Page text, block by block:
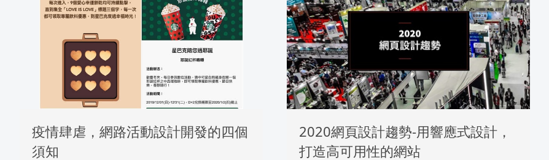
疫情肆虐，網路活動設計開發的四個
須知
2020網頁設計趨勢-用響應式設計，
打造高可用性的網站